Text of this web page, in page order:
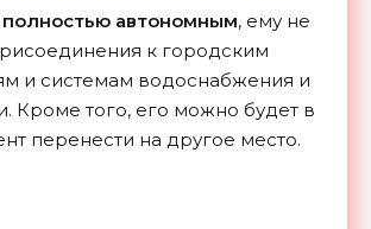
полностью автономным, ему не
к городским
и системам водоснабжения и
Кроме того, его можно будет в
перенести на другое место.